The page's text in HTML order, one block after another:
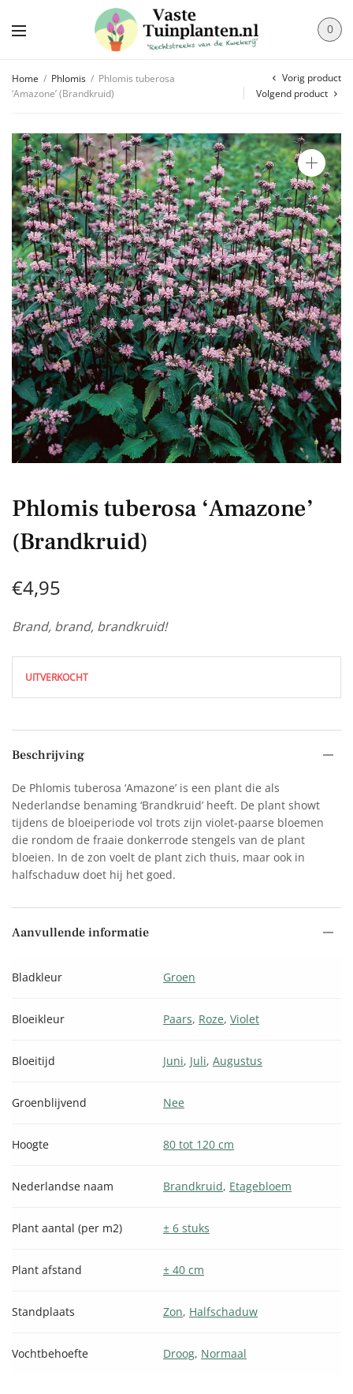
0
Home / Phlomis / Phlomis tuberosa
‘Amazone’ (Brandkruid)
Vorig product
Volgend product
Phlomis tuberosa ‘Amazone’
(Brandkruid)
€4,95
Brand, brand, brandkruid!
UITVERKOCHT
Beschrijving
De Phlomis tuberosa ‘Amazone’ is een plant die als
Nederlandse benaming ‘Brandkruid’ heeft. De plant showt
tijdens de bloeiperiode vol trots zijn violet-paarse bloemen
die rondom de fraaie donkerrode stengels van de plant
bloeien. In de zon voelt de plant zich thuis, maar ook in
halfschaduw doet hij het goed.
Aanvullende informatie
Bladkleur Groen
Bloeikleur Paars, Roze,Violet
Bloeitijd Juni, Juli,Augustus
Groenblijvend Nee
Hoogte 80 tot 120 cm
Nederlandse naam Brandkruid, Etagebloem
Plant aantal (per m2) ± 6 stuks
Plant afstand ± 40 cm
Standplaats Zon, Halfschaduw
Vochtbehoefte Droog, Normaal